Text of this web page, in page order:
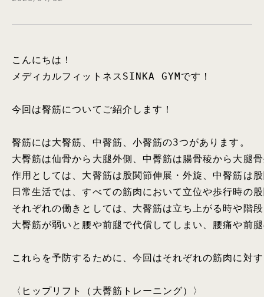
こんにちは！
メディカルフィットネスSINKA GYMです！
今回は臀筋についてご紹介します！
臀筋には大臀筋、中臀筋、小臀筋の3つがあります。
大臀筋は仙骨から大腿外側、中臀筋は腸骨稜から大腿
作用としては、大臀筋は股関節伸展・外旋、中臀筋は
日常生活では、すべての筋肉において立位や歩行時の
それぞれの働きとしては、大臀筋は立ち上がる時や階
大臀筋が弱いと腰や前腿で代償してしまい、腰痛や前
これらを予防するために、今回はそれぞれの筋肉に対
〈ヒップリフト（大臀筋トレーニング）〉